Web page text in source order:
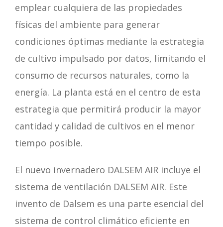
emplear cualquiera de las propiedades
físicas del ambiente para generar
condiciones óptimas mediante la estrategia
de cultivo impulsado por datos, limitando el
consumo de recursos naturales, como la
energía. La planta está en el centro de esta
estrategia que permitirá producir la mayor
cantidad y calidad de cultivos en el menor
tiempo posible.
El nuevo invernadero DALSEM AIR incluye el
sistema de ventilación DALSEM AIR. Este
invento de Dalsem es una parte esencial del
sistema de control climático eficiente en